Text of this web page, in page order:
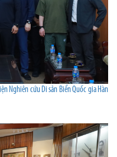
Nghiên cứu Di sản Biển Quốc gia Hàn